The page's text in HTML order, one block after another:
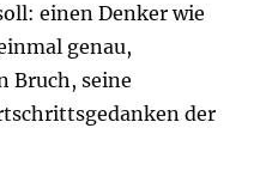
einen Denker wie
genau,
Bruch, seine
der